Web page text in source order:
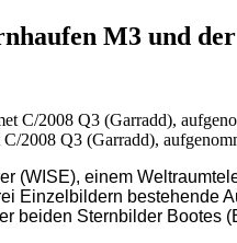
M3 und
2008 Q3 (Garradd),
(WISE), einem
Einzelbildern
beiden Sternbilder Bootes